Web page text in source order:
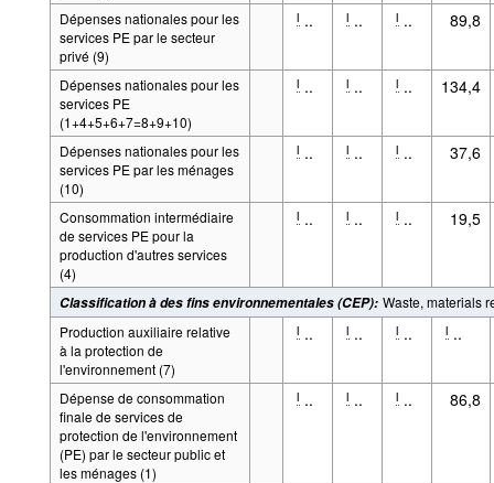
Dépenses nationales pour les
services PE par le secteur
privé (9)
l .. l .. l .. 89,8
Dépenses nationales pour les
services PE
(1+4+5+6+7=8+9+10)
l .. l .. l .. 134,4
Dépenses nationales pour les
services PE par les ménages
(10)
l .. l .. l .. 37,6
Consommation intermédiaire
de services PE pour la
production d'autres services
(4)
l .. l .. l .. 19,5
Classification à des fins environnementales (CEP): Waste, materials
Production auxiliaire relative
à la protection de
l'environnement (7)
l .. l .. l .. l ..
Dépense de consommation
finale de services de
protection de l'environnement
(PE) par le secteur public et
les ménages (1)
l .. l .. l .. 86,8